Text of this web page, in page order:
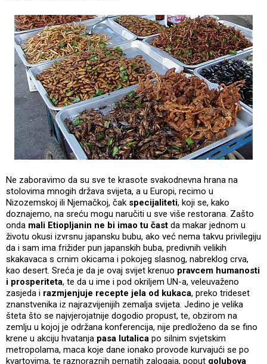
Ne zaboravimo da su sve te krasote svakodnevna hrana na
stolovima mnogih država svijeta, a u Europi, recimo u
Nizozemskoj ili Njemačkoj, čak specijaliteti, koji se, kako
doznajemo, na sreću mogu naručiti u sve više restorana. Zašto
onda mali Etiopljanin ne bi imao tu čast da makar jednom u
životu okusi izvrsnu japansku bubu, ako već nema takvu privilegiju
da i sam ima frižider pun japanskih buba, predivnih velikih
skakavaca s crnim okicama i pokojeg slasnog, nabreklog crva,
kao desert. Sreća je da je ovaj svijet krenuo pravcem humanosti
i prosperiteta, te da u ime i pod okriljem UN-a, veleuvaženo
zasjeda i razmjenjuje recepte jela od kukaca, preko trideset
znanstvenika iz najrazvijenijih zemalja svijeta. Jedino je velika
šteta što se najvjerojatnije dogodio propust, te, obzirom na
zemlju u kojoj je održana konferencija, nije predloženo da se fino
krene u akciju hvatanja pasa lutalica po silnim svjetskim
metropolama, maca koje dane ionako provode kurvajući se po
kvartovima, te raznoraznih pernatih zalogaja, poput golubova